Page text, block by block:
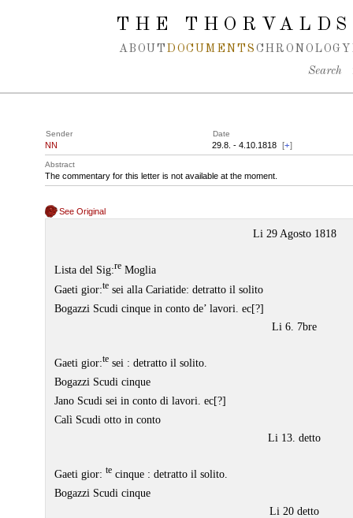
Spring navigation over
THE
ABOUT DOCUMENTS CHRONOLOGY
Search
Sender Date
NN 29.8. - 4.10.1818 [+]
Abstract
The commentary for this letter is not available at the moment.
See Original
Li 29 Agosto 1818
Lista del Sig:re Moglia
Gaeti gior:te sei alla Cariatide: detratto il solito
Bogazzi Scudi cinque in conto de’ lavori. ec[?]
Li 6. 7bre
Gaeti gior:te sei : detratto il solito.
Bogazzi Scudi cinque
Jano Scudi sei in conto di lavori. ec[?]
Calì Scudi otto in conto
Li 13. detto
Gaeti gior: te cinque : detratto il solito.
Bogazzi Scudi cinque
Li 20 detto